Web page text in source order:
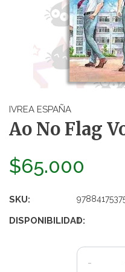
IVREA ESPAÑA
Ao No Flag
$65.000
SKU:
DISPONIBILIDAD:
1
-